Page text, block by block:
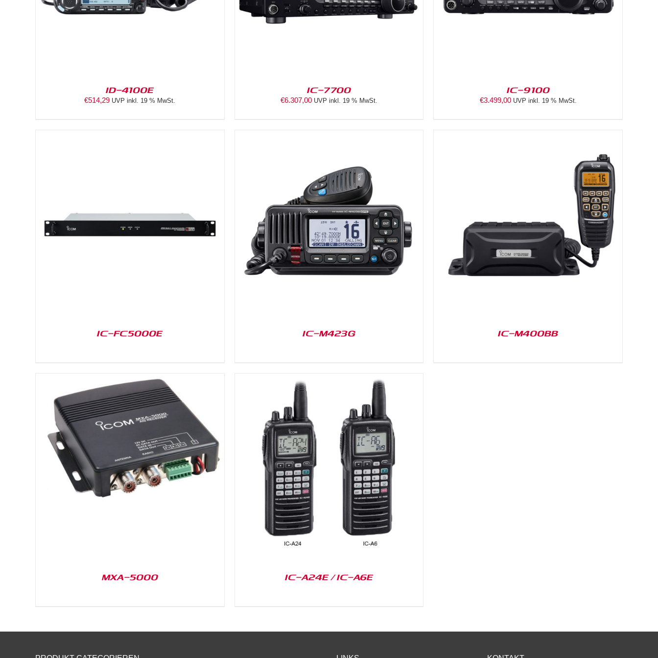
ID-4100E
€514,29 UVP inkl. 19 % MwSt.
IC-7700
€6.307,00 UVP inkl. 19 % MwSt.
IC-9100
€3.499,00 UVP inkl. 19 % MwSt.
IC-FC5000E
DETAILS
IC-M423G
DETAILS
IC-M400BB
MXA-5000
DETAILS
IC-A24E / IC-A6E